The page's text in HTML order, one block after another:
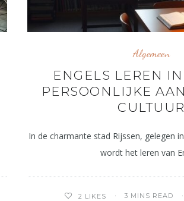
Algemeen
ENGELS LEREN
PERSOONLIJKE
CULTUUR
In de charmante stad Rijssen, gelegen
wordt het leren van
2 LIKES 3 MINS READ